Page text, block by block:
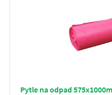
Pytle na odpad